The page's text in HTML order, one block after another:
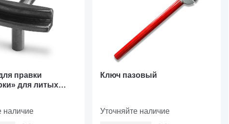
правки
для литых
наличие
Ключ пазовый
Уточняйте наличие